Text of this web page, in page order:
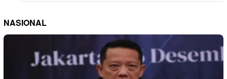
NASIONAL